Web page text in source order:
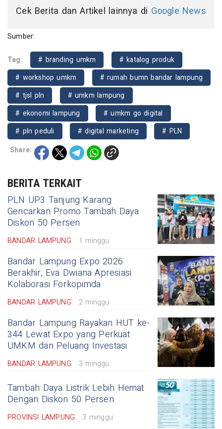
Cek Berita dan Artikel lainnya di Google News
Sumber:
Tag: # branding umkm
# katalog produk
# workshop umkm
# rumah bumn bandar lampung
# tjsl pln
# umkm lampung
# ekonomi lampung
# umkm go digital
# pln peduli
# digital marketing
# PLN
Share:
BERITA TERKAIT
PLN UP3 Tanjung Karang
Gencarkan Promo Tambah Daya
Diskon 50 Persen
BANDAR LAMPUNG 1 minggu
Bandar Lampung Expo 2026
Berakhir, Eva Dwiana Apresiasi
Kolaborasi Forkopimda
BANDAR LAMPUNG 2 minggu
Bandar Lampung Rayakan HUT ke-
344 Lewat Expo yang Perkuat
UMKM dan Peluang Investasi
BANDAR LAMPUNG 3 minggu
Tambah Daya Listrik Lebih Hemat
Dengan Diskon 50 Persen
PROVINSI LAMPUNG 3 minggu